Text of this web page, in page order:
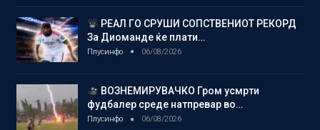
РЕАЛ ГО СРУШИ СОПСТВЕНИОТ РЕКОРД
За Диоманде ќе плати…
Плусинфо 06/08/2026
ВОЗНЕМИРУВАЧКО Гром усмрти
фудбалер среде натпревар во…
Плусинфо 06/08/2026